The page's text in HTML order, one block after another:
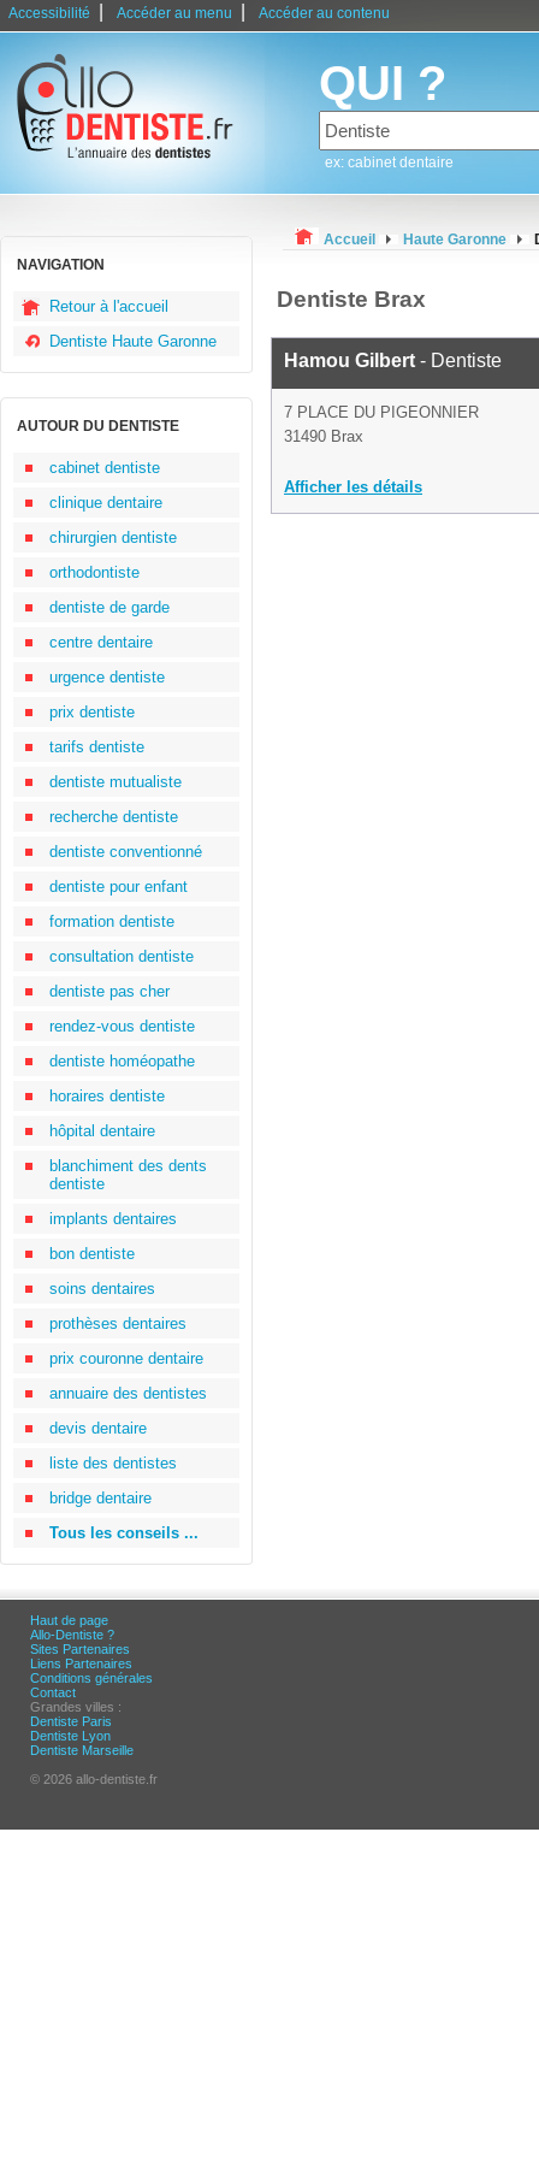
Accessibilité Accéder au menu Accéder au contenu
QUI ?
ex: cabinet dentaire
NAVIGATION
Retour à l'accueil
Dentiste Haute Garonne
AUTOUR DU DENTISTE
cabinet dentiste
clinique dentaire
chirurgien dentiste
orthodontiste
dentiste de garde
centre dentaire
urgence dentiste
prix dentiste
tarifs dentiste
dentiste mutualiste
recherche dentiste
dentiste conventionné
dentiste pour enfant
formation dentiste
consultation dentiste
dentiste pas cher
rendez-vous dentiste
dentiste homéopathe
horaires dentiste
hôpital dentaire
blanchiment des dents
dentiste
implants dentaires
bon dentiste
soins dentaires
prothèses dentaires
prix couronne dentaire
annuaire des dentistes
devis dentaire
liste des dentistes
bridge dentaire
Tous les conseils ...
Accueil Haute Garonne
Dentiste Brax
Hamou Gilbert - Dentiste
7 PLACE DU PIGEONNIER
31490 Brax
Afficher les détails
Haut de page
Allo-Dentiste ?
Sites Partenaires
Liens Partenaires
Conditions générales
Contact
Grandes villes :
Dentiste Paris
Dentiste Lyon
Dentiste Marseille
© 2026 allo-dentiste.fr